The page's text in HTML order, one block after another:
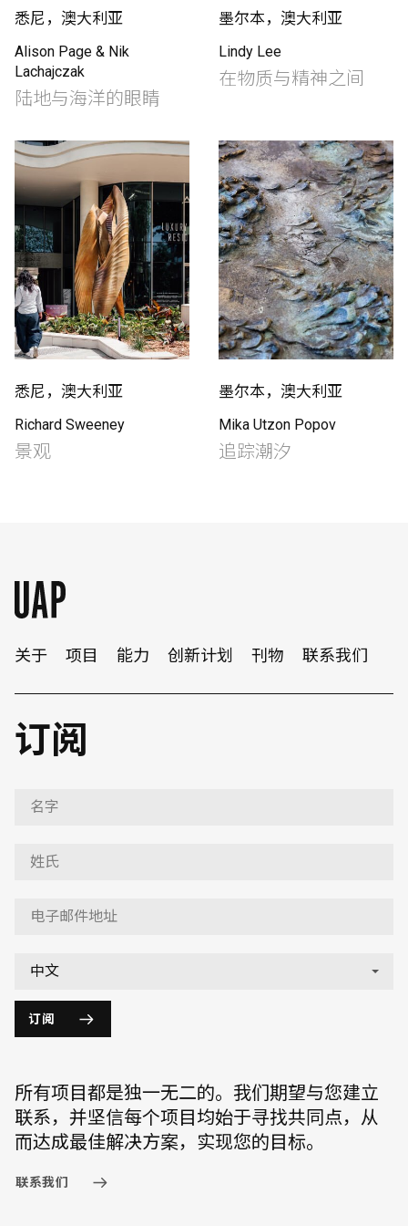
悉尼，澳大利亚
Alison Page & Nik
Lachajczak
陆地与海洋的眼睛
墨尔本，澳大利亚
Lindy Lee
在物质与精神之间
悉尼，澳大利亚
Richard Sweeney
景观
墨尔本，澳大利亚
Mika Utzon Popov
追踪潮汐
关于 项目 能力 创新计划 刊物 联系我们
订阅
订阅
所有项目都是独一无二的。我们期望与您建立
联系，并坚信每个项目均始于寻找共同点，从
而达成最佳解决方案，实现您的目标。
联系我们